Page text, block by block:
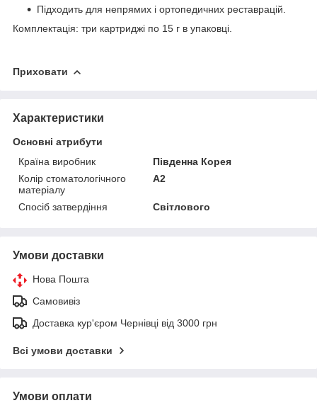
Підходить для непрямих і ортопедичних реставрацій.
Комплектація: три картриджі по 15 г в упаковці.
Приховати
Характеристики
Основні атрибути
Країна виробник
Південна Корея
Колір стоматологічного
матеріалу
A2
Спосіб затвердіння Світлового
Умови доставки
Нова Пошта
Самовивіз
Доставка кур'єром Чернівці від 3000 грн
Всі умови доставки
Умови оплати